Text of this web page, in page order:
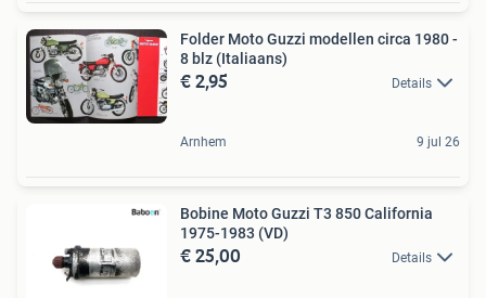
Folder Moto Guzzi modellen circa 1980 -
8 blz (Italiaans)
€ 2,95 Details
Arnhem 9 jul 26
Bobine Moto Guzzi T3 850 California
1975-1983 (VD)
€ 25,00 Details